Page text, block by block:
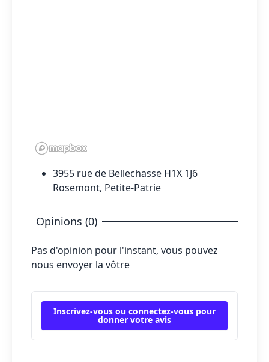
3955 rue de Bellechasse H1X 1J6
Rosemont, Petite-Patrie
Opinions (0)
Pas d'opinion pour l'instant, vous pouvez
nous envoyer la vôtre
Inscrivez-vous ou connectez-vous pour
donner votre avis